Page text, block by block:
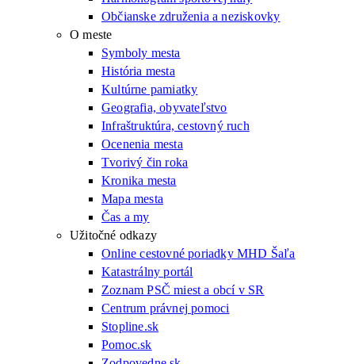
Občianske združenia a neziskovky
O meste
Symboly mesta
História mesta
Kultúrne pamiatky
Geografia, obyvateľstvo
Infraštruktúra, cestovný ruch
Ocenenia mesta
Tvorivý čin roka
Kronika mesta
Mapa mesta
Čas a my
Užitočné odkazy
Online cestovné poriadky MHD Šaľa
Katastrálny portál
Zoznam PSČ miest a obcí v SR
Centrum právnej pomoci
Stopline.sk
Pomoc.sk